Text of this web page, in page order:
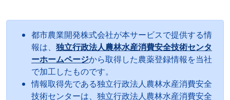
都市農業開発株式会社が本サービスで提供する情
報は、 独立行政法人農林水産消費安全技術センタ
ーホームページから取得した農薬登録情報を当社
で加工したものです。
情報取得先である独立行政法人農林水産消費安全
技術センターは、独立行政法人農林水産消費安全